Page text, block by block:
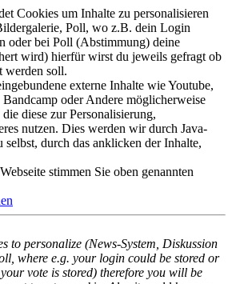
Cookies um Inhalte zu personalisieren
Poll, wo z.B. dein Login
oder bei Poll (Abstimmung) deine
wird) hierfür wirst du jeweils gefragt ob
werden soll.
externe Inhalte wie Youtube,
oder Andere möglicherweise
diese zur Personalisierung,
nutzen. Dies werden wir durch Java-
selbst, durch das anklicken der Inhalte,
stimmen Sie oben genannten
to personalize (News-System, Diskussion
where e.g. your login could be stored or
vote is stored) therefore you will be